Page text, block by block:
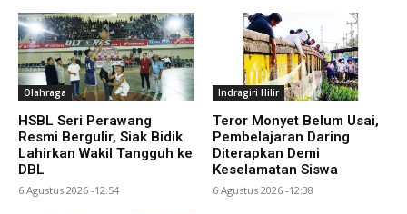
Olahraga
HSBL Seri Perawang
Resmi Bergulir, Siak Bidik
Lahirkan Wakil Tangguh ke
DBL
6 Agustus 2026 -12:54
Indragiri Hilir
Teror Monyet Belum Usai,
Pembelajaran Daring
Diterapkan Demi
Keselamatan Siswa
6 Agustus 2026 -12:38